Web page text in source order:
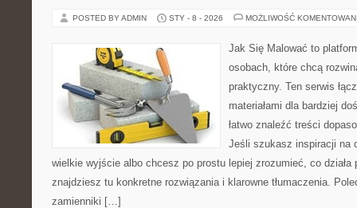
POSTED BY ADMIN STY - 8 - 2026 MOŻLIWOŚĆ
Jak Się Malować to
osobach, które chcą
praktyczny. Ten serwis
materiałami dla bardziej
łatwo znaleźć treści
Jeśli szukasz inspiracji na
wielkie wyjście albo chcesz po prostu lepiej zrozumieć, co działa
znajdziesz tu konkretne rozwiązania i klarowne tłumaczenia.
zamienniki […]